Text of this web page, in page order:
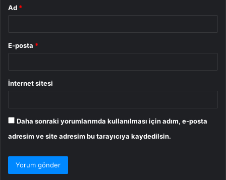
Ad *
E-posta *
İnternet sitesi
Daha sonraki yorumlarımda kullanılması için adım, e-posta
adresim ve site adresim bu tarayıcıya kaydedilsin.